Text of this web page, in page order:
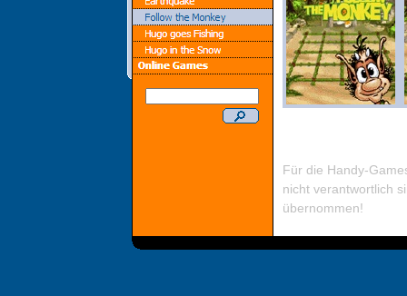
Für die Handy-
nicht verantwortlich
übernommen!